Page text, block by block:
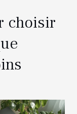
choisir